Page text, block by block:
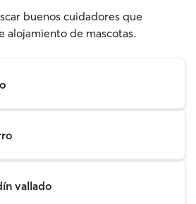
buenos cuidadores que
alojamiento de mascotas.
vallado